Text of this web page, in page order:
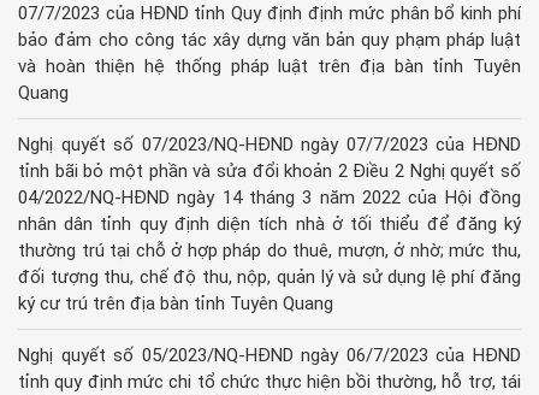
07/7/2023 của HĐND tỉnh Quy định định mức phân bổ kinh phí
bảo đảm cho công tác xây dựng văn bản quy phạm pháp luật
và hoàn thiện hệ thống pháp luật trên địa bàn tỉnh Tuyên
Quang
Nghị quyết số 07/2023/NQ-HĐND ngày 07/7/2023 của HĐND
tỉnh bãi bỏ một phần và sửa đổi khoản 2 Điều 2 Nghị quyết số
04/2022/NQ-HĐND ngày 14 tháng 3 năm 2022 của Hội đồng
nhân dân tỉnh quy định diện tích nhà ở tối thiểu để đăng ký
thường trú tại chỗ ở hợp pháp do thuê, mượn, ở nhờ; mức thu,
đối tượng thu, chế độ thu, nộp, quản lý và sử dụng lệ phí đăng
ký cư trú trên địa bàn tỉnh Tuyên Quang
Nghị quyết số 05/2023/NQ-HĐND ngày 06/7/2023 của HĐND
tỉnh quy định mức chi tổ chức thực hiện bồi thường, hỗ trợ, tái